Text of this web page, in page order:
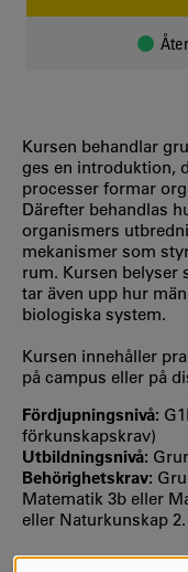
Kursen behandlar
ges en introduktion,
processer formar
Därefter behandlas
organismers
mekanismer som
rum. Kursen belyser
tar även upp hur
biologiska system.
Kursen innehåller
på campus eller på
Fördjupningsnivå:
förkunskapskrav)
Utbildningsnivå:
Behörighetskrav:
Matematik 3b eller
eller Naturkunskap